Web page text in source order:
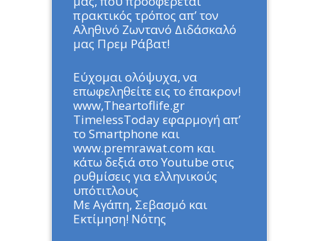
πρακτικός τρόπος απ’ τον
Αληθινό Ζωντανό Διδάσκαλό
μας Πρεμ Ράβατ!
Εύχομαι ολόψυχα, να
επωφεληθείτε εις το έπακρον!
www,Theartoflife.gr
TimelessToday εφαρμογή απ’
το Smartphone και
www.premrawat.com και
κάτω δεξιά στο Youtube στις
ρυθμίσεις για ελληνικούς
υπότιτλους
Με Αγάπη, Σεβασμό και
Εκτίμηση! Νότης